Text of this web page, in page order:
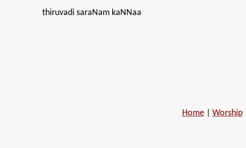
thiruvadi saraNam kaNNaa
Home| Worship|